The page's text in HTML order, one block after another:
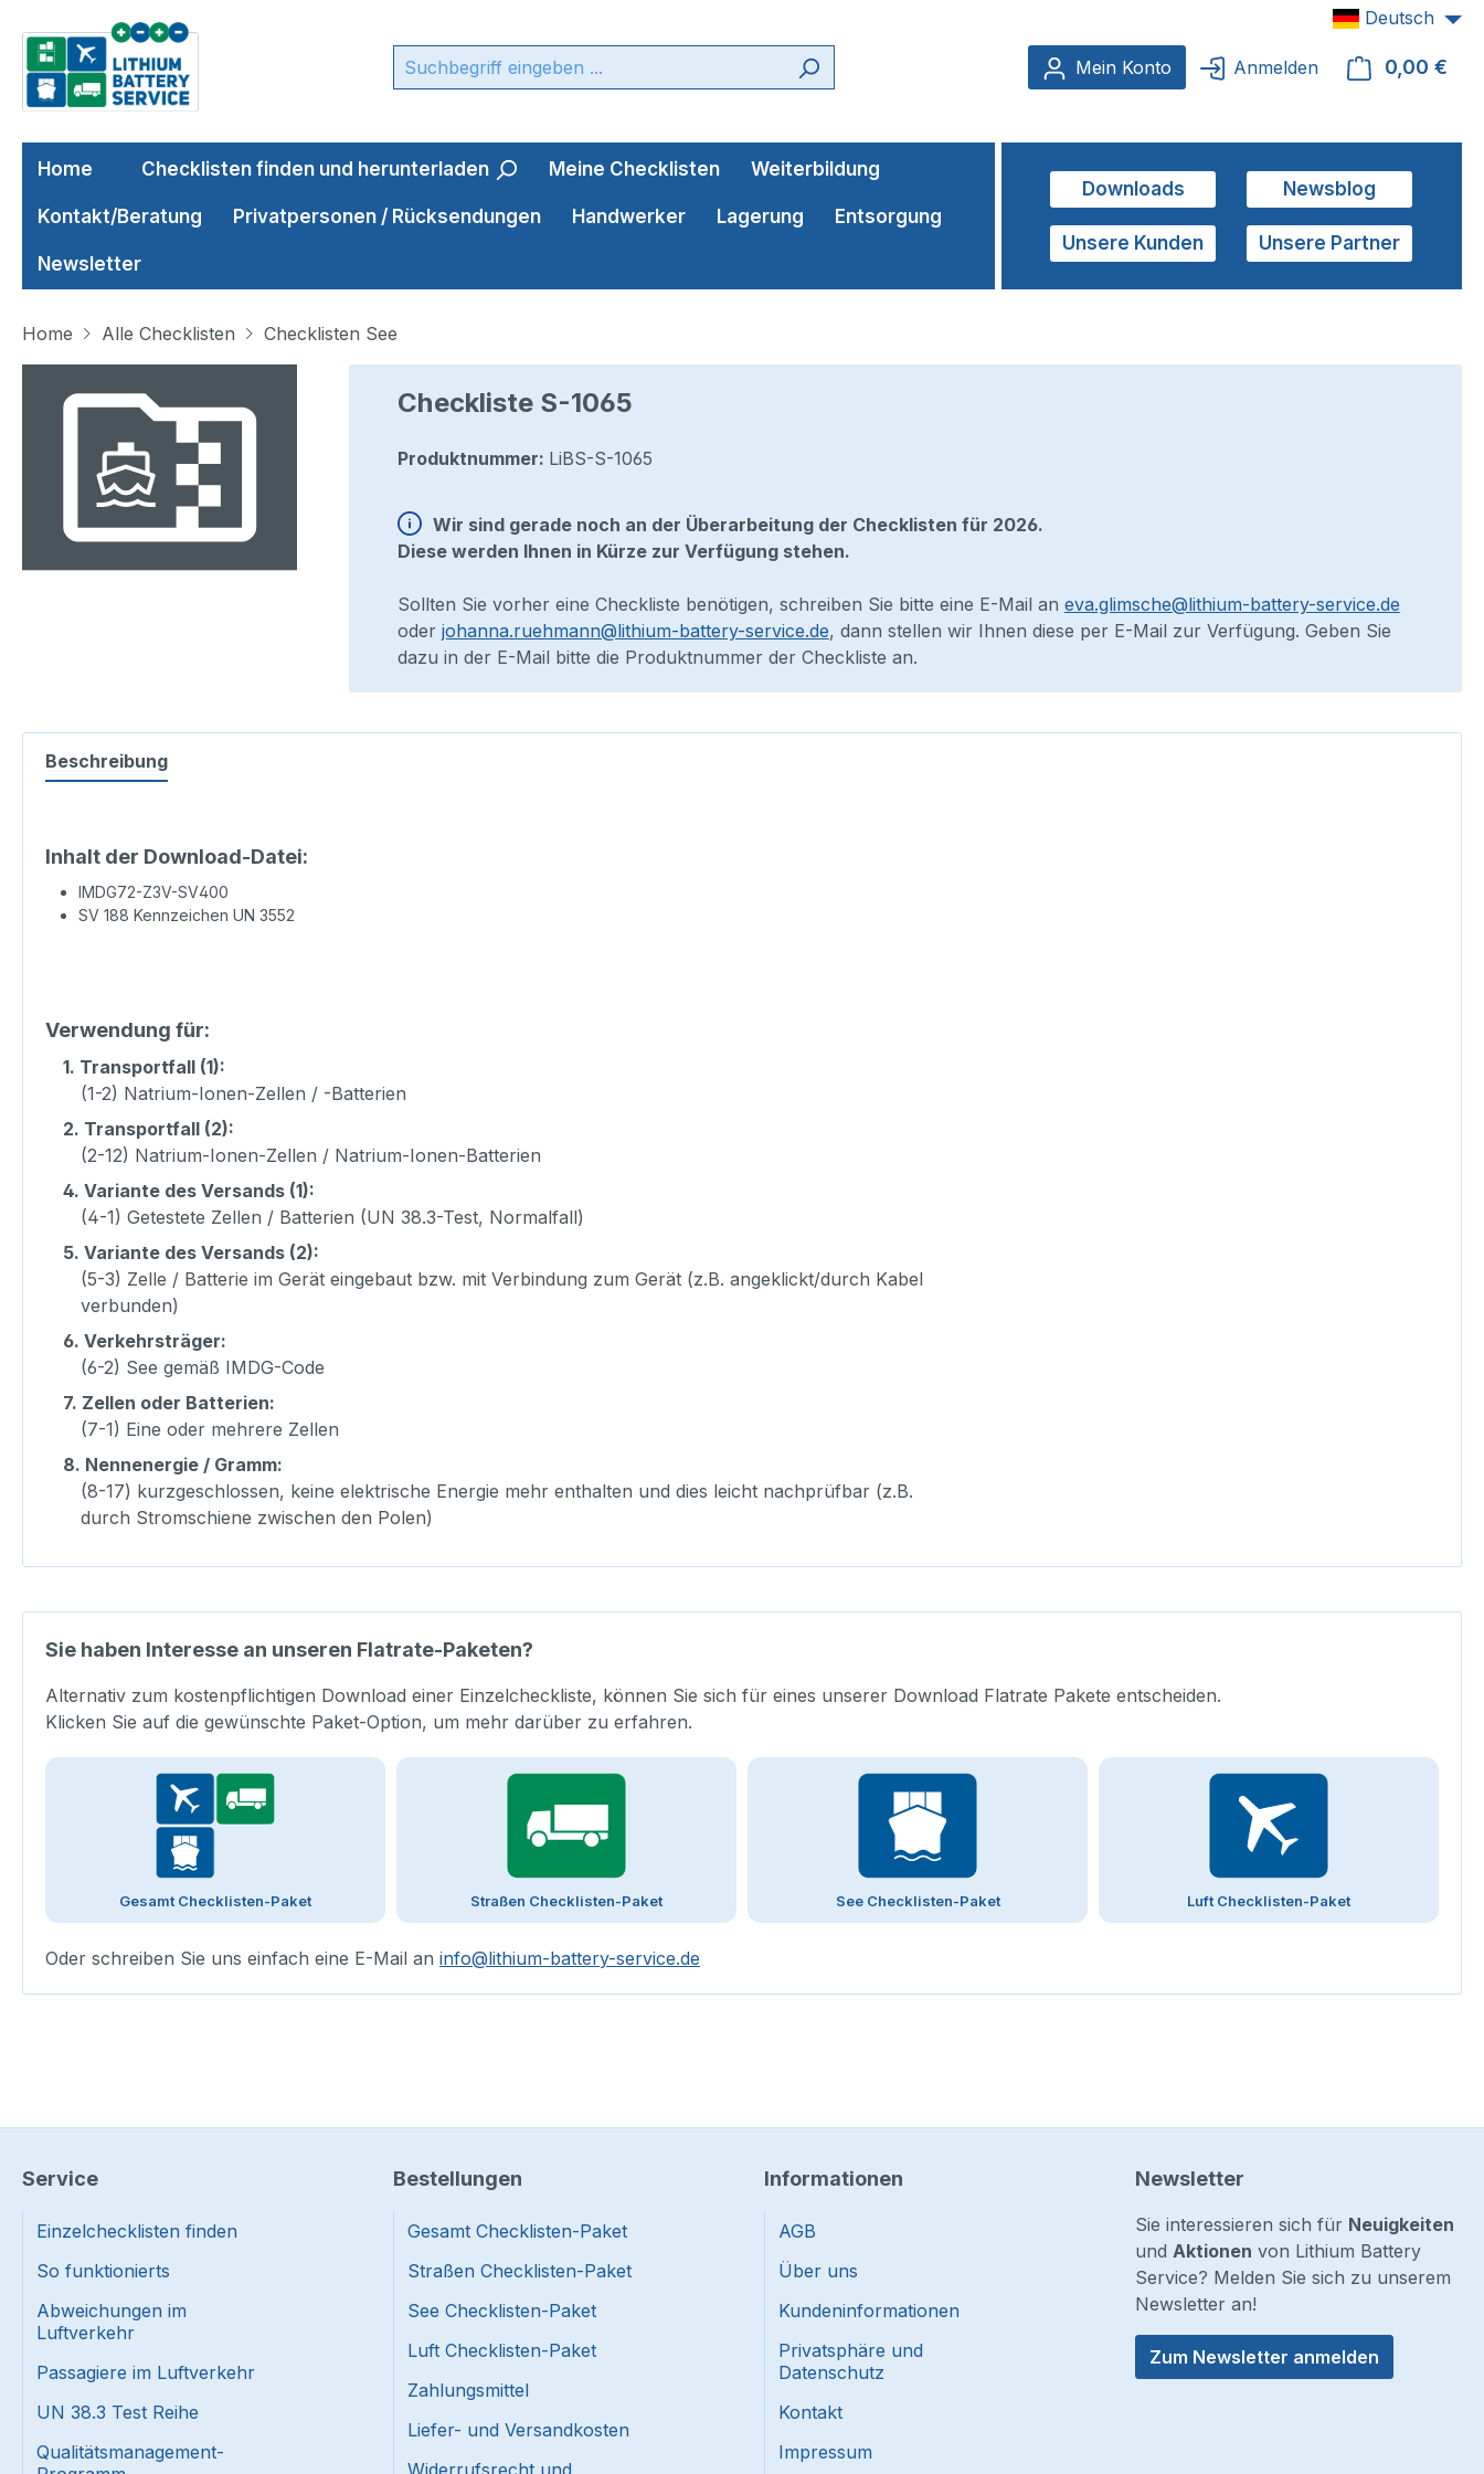
Hauptinhalt springen
Zur Suche springen
Zur Hauptnavigation springen
Mein Konto
Anmelden 0,00 €
Deutsch
Home Checklisten finden und herunterladen Meine Checklisten Weiterbildung
Kontakt/Beratung Privatpersonen / Rücksendungen Handwerker Lagerung Entsorgung
Newsletter
Downloads Newsblog
Unsere Kunden Unsere Partner
Home Alle Checklisten
Checklisten See
Checkliste S-1065
Produktnummer: LiBS-S-1065
Wir sind gerade noch an der Überarbeitung der Checklisten für 2026.
Diese werden Ihnen in Kürze zur Verfügung stehen.
Sollten Sie vorher eine Checkliste benötigen, schreiben Sie bitte eine E-Mail an eva.glimsche@lithium-battery-service.de
oder johanna.ruehmann@lithium-battery-service.de, dann stellen wir Ihnen diese per E-Mail zur Verfügung. Geben Sie
dazu in der E-Mail bitte die Produktnummer der Checkliste an.
Beschreibung
Inhalt der Download-Datei:
IMDG72-Z3V-SV400
SV 188 Kennzeichen UN 3552
Verwendung für:
1. Transportfall (1):
(1-2) Natrium-Ionen-Zellen / -Batterien
2. Transportfall (2):
(2-12) Natrium-Ionen-Zellen / Natrium-Ionen-Batterien
4. Variante des Versands (1):
(4-1) Getestete Zellen / Batterien (UN 38.3-Test, Normalfall)
5. Variante des Versands (2):
(5-3) Zelle / Batterie im Gerät eingebaut bzw. mit Verbindung zum Gerät (z.B. angeklickt/durch Kabel
verbunden)
6. Verkehrsträger:
(6-2) See gemäß IMDG-Code
7. Zellen oder Batterien:
(7-1) Eine oder mehrere Zellen
8. Nennenergie / Gramm:
(8-17) kurzgeschlossen, keine elektrische Energie mehr enthalten und dies leicht nachprüfbar (z.B.
durch Stromschiene zwischen den Polen)
Sie haben Interesse an unseren Flatrate-Paketen?
Alternativ zum kostenpflichtigen Download einer Einzelcheckliste, können Sie sich für eines unserer Download Flatrate Pakete entscheiden.
Klicken Sie auf die gewünschte Paket-Option, um mehr darüber zu erfahren.
Gesamt Checklisten-Paket Straßen Checklisten-Paket See Checklisten-Paket Luft Checklisten-Paket
Oder schreiben Sie uns einfach eine E-Mail an info@lithium-battery-service.de
Service
Einzelchecklisten finden
So funktionierts
Abweichungen im
Luftverkehr
Passagiere im Luftverkehr
UN 38.3 Test Reihe
Qualitätsmanagement-
Bestellungen
Gesamt Checklisten-Paket
Straßen Checklisten-Paket
See Checklisten-Paket
Luft Checklisten-Paket
Zahlungsmittel
Liefer- und Versandkosten
Informationen
AGB
Über uns
Kundeninformationen
Privatsphäre und
Datenschutz
Kontakt
Impressum
Newsletter
Sie interessieren sich für Neuigkeiten
und Aktionen von Lithium Battery
Service? Melden Sie sich zu unserem
Newsletter an!
Zum Newsletter anmelden